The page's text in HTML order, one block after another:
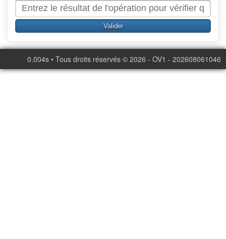
0.004s • Tous droits réservés © 2026 - OV1 - 202608061046